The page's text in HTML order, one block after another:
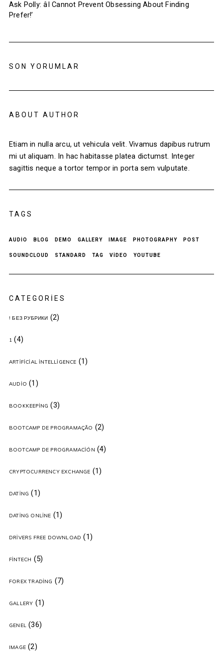
Ask Polly: âI Cannot Prevent Obsessing About Finding
Prefer!’
SON YORUMLAR
ABOUT AUTHOR
Etiam in nulla arcu, ut vehicula velit. Vivamus dapibus rutrum
mi ut aliquam. In hac habitasse platea dictumst. Integer
sagittis neque a tortor tempor in porta sem vulputate.
TAGS
AUDIO BLOG DEMO GALLERY IMAGE PHOTOGRAPHY POST
SOUNDCLOUD STANDARD TAG VIDEO YOUTUBE
CATEGORIES
! БЕЗ РУБРИКИ (2)
1 (4)
ARTIFICIAL INTELLIGENCE (1)
AUDIO (1)
BOOKKEEPING (3)
BOOTCAMP DE PROGRAMAÇÃO (2)
BOOTCAMP DE PROGRAMACIÓN (4)
CRYPTOCURRENCY EXCHANGE (1)
DATING (1)
DATING ONLINE (1)
DRIVERS FREE DOWNLOAD (1)
FINTECH (5)
FOREX TRADING (7)
GALLERY (1)
GENEL(36)
IMAGE(2)